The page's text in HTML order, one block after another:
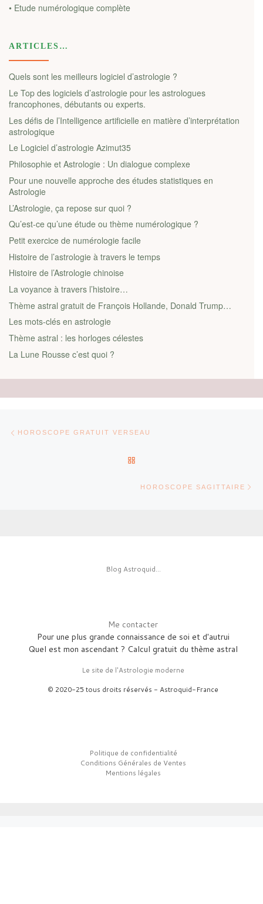
• Etude numérologique complète
ARTICLES…
Quels sont les meilleurs logiciel d’astrologie ?
Le Top des logiciels d’astrologie pour les astrologues
francophones, débutants ou experts.
Les défis de l’Intelligence artificielle en matière d’interprétation
astrologique
Le Logiciel d’astrologie Azimut35
Philosophie et Astrologie : Un dialogue complexe
Pour une nouvelle approche des études statistiques en
Astrologie
L’Astrologie, ça repose sur quoi ?
Qu’est-ce qu’une étude ou thème numérologique ?
Petit exercice de numérologie facile
Histoire de l’astrologie à travers le temps
Histoire de l’Astrologie chinoise
La voyance à travers l’histoire…
Thème astral gratuit de François Hollande, Donald Trump…
Les mots-clés en astrologie
Thème astral : les horloges célestes
La Lune Rousse c’est quoi ?
HOROSCOPE GRATUIT VERSEAU
HOROSCOPE SAGITTAIRE
Blog Astroquid...
Me contacter
Pour une plus grande connaissance de soi et d'autrui
Quel est mon ascendant ? Calcul gratuit du thème astral
Le site de l'Astrologie moderne
© 2020-25 tous droits réservés - Astroquid-France
Politique de confidentialité
Conditions Générales de Ventes
Mentions légales